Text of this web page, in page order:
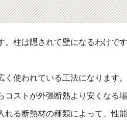
柱は隠されて壁になるわけで
使われている工法になります
ストが外張断熱より安くなる場
る断熱材の種類によって、性